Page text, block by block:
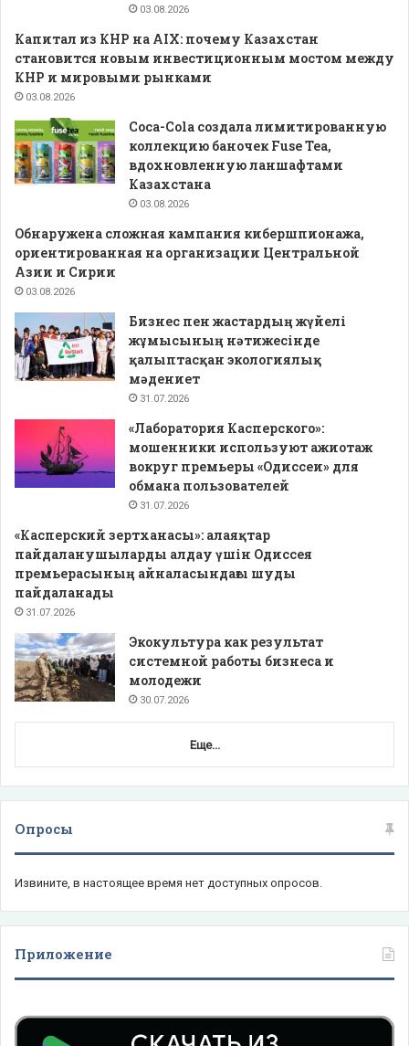
03.08.2026
Капитал из КНР на AIX: почему Казахстан
становится новым инвестиционным мостом между
КНР и мировыми рынками
03.08.2026
Coca-Cola создала лимитированную
коллекцию баночек Fuse Tea,
вдохновленную ланшафтами
Казахстана
03.08.2026
Обнаружена сложная кампания кибершпионажа,
ориентированная на организации Центральной
Азии и Сирии
03.08.2026
Бизнес пен жастардың жүйелі
жұмысының нәтижесінде
қалыптасқан экологиялық
мәдениет
31.07.2026
«Лаборатория Касперского»:
мошенники используют ажиотаж
вокруг премьеры «Одиссеи» для
обмана пользователей
31.07.2026
«Касперский зертханасы»: алаяқтар
пайдаланушыларды алдау үшін Одиссея
премьерасының айналасындағы шуды
пайдаланады
31.07.2026
Экокультура как результат
системной работы бизнеса и
молодежи
30.07.2026
Еще...
Опросы
Извините, в настоящее время нет доступных опросов.
Приложение